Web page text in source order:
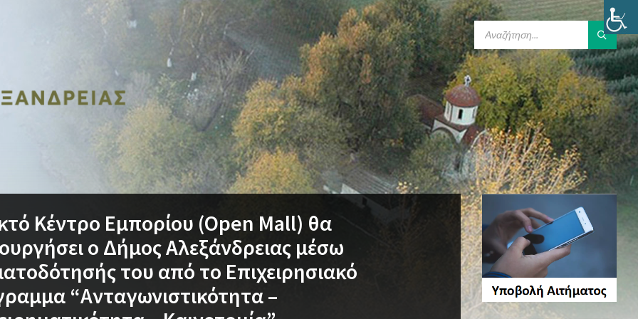
SEARCH:
Κέντρο Εμπορίου (Open Mall) θα
ο Δήμος Αλεξάνδρειας μέσω
του από το Επιχειρησιακό
“Ανταγωνιστικότητα –